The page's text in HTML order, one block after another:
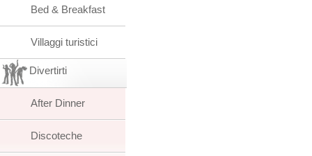
Bed & Breakfast
Villaggi turistici
Divertirti
After Dinner
Discoteche